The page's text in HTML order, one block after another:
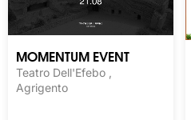
MOMENTUM EVENT
Teatro Dell'Efebo ,
Agrigento